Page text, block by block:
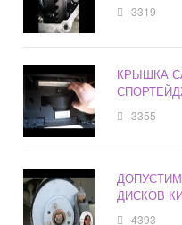
3319
КРЫШКА
3355
ДИСКОВ
4393